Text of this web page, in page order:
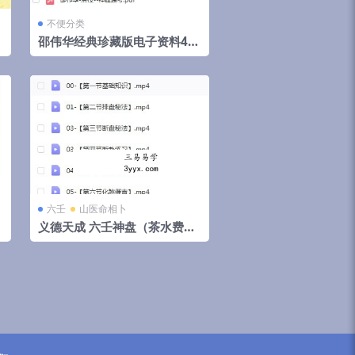
不便分类
邵伟华经典珍藏版电子资料42
部
六壬 山医命相卜
义德天成 六壬神盘（茶水费）
8集视频 百度云下载！